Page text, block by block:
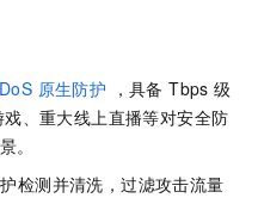
原生防护 ，具备 Tbps 级
、重大线上直播等对安全防
。
检测并清洗，过滤攻击流量